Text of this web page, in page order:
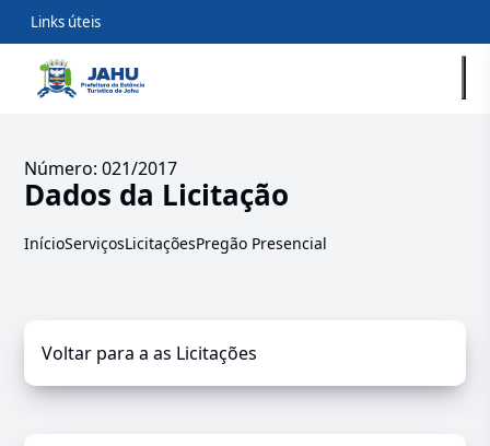
Links úteis
Número: 021/2017
Dados da Licitação
InícioServiçosLicitaçõesPregão Presencial
Voltar para a as Licitações